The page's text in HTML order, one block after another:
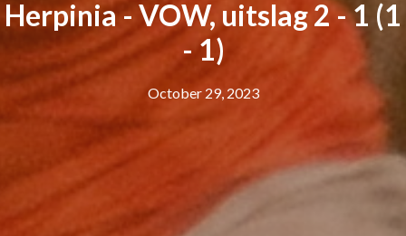
Herpinia - VOW, uitslag 2 - 1 (1
- 1)
October 29, 2023